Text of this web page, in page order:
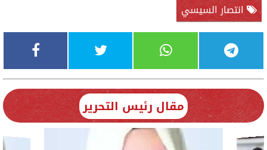
انتصار السيسي
مقال رئيس التحرير